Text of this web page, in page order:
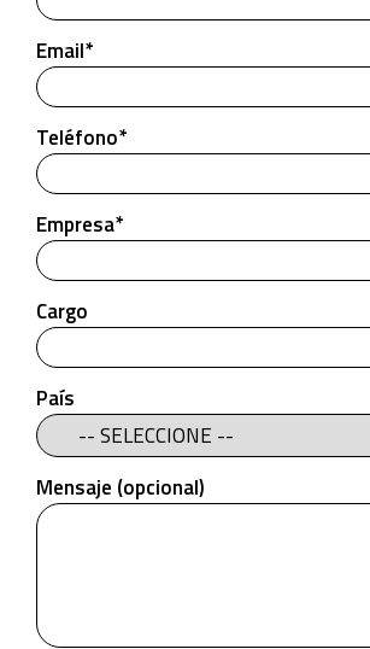
Email*
Teléfono*
Empresa*
Cargo
País
Mensaje (opcional)